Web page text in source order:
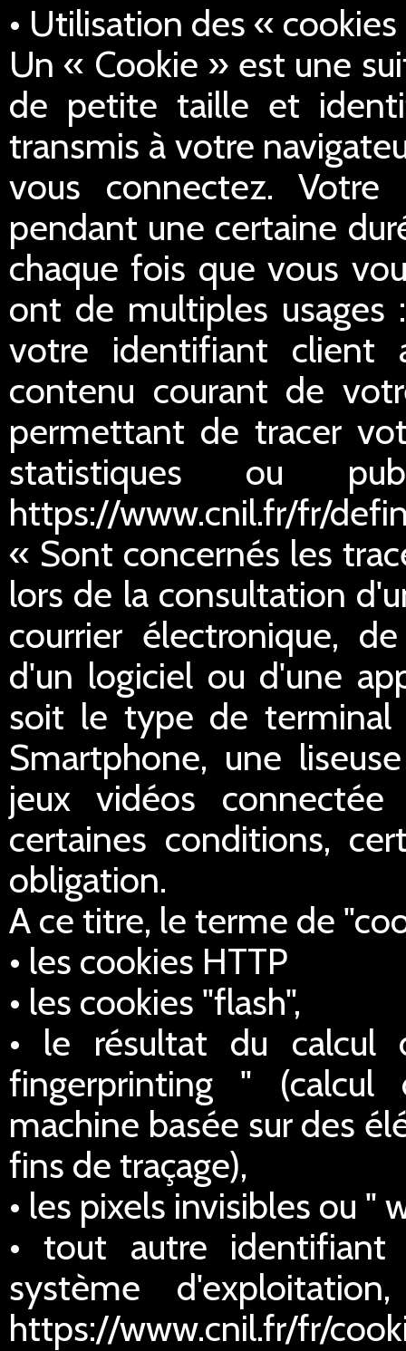
• Utilisation des «
Un « Cookie » est une
de petite taille et
transmis à votre
vous connectez. Votre
pendant une certaine
chaque fois que vous
ont de multiples usages
votre identifiant client
contenu courant de
permettant de tracer
statistiques ou
https://www.cnil.fr/fr/
« Sont concernés les
lors de la consultation
courrier électronique,
d'un logiciel ou d'une
soit le type de terminal
Smartphone, une
jeux vidéos
certaines conditions,
obligation.
A ce titre, le terme de
• les cookies HTTP
• les cookies "flash",
• le résultat du calcul
fingerprinting "
machine basée sur des
fins de traçage),
• les pixels invisibles ou "
• tout autre
système
https://www.cnil.fr/fr/